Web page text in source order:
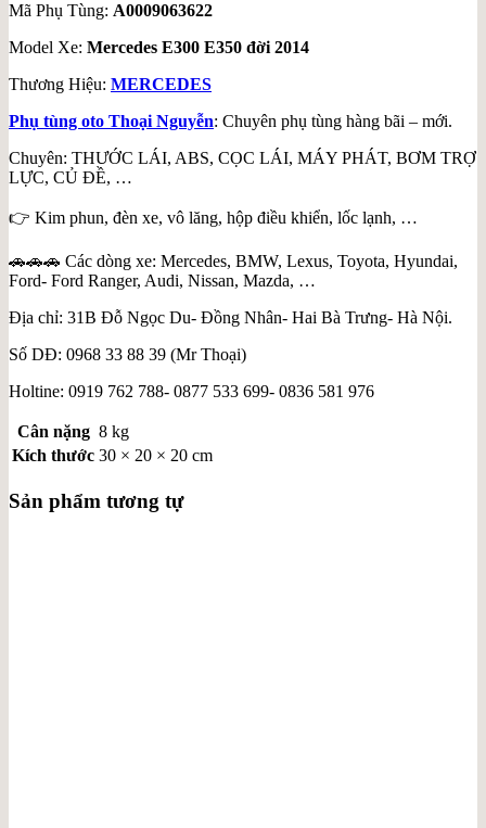
Mã Phụ Tùng: A0009063622
Model Xe: Mercedes E300 E350 đời 2014
Thương Hiệu: MERCEDES
Phụ tùng oto Thoại Nguyễn: Chuyên phụ tùng hàng bãi – mới.
Chuyên: THƯỚC LÁI, ABS, CỌC LÁI, MÁY PHÁT, BƠM TRỢ
LỰC, CỦ ĐỀ, …
👉 Kim phun, đèn xe, vô lăng, hộp điều khiển, lốc lạnh, …
🚗🚗🚗 Các dòng xe: Mercedes, BMW, Lexus, Toyota, Hyundai,
Ford- Ford Ranger, Audi, Nissan, Mazda, …
Địa chỉ: 31B Đỗ Ngọc Du- Đồng Nhân- Hai Bà Trưng- Hà Nội.
Số DĐ: 0968 33 88 39 (Mr Thoại)
Holtine: 0919 762 788- 0877 533 699- 0836 581 976
Cân nặng 8 kg
Kích thước 30 × 20 × 20 cm
Sản phẩm tương tự